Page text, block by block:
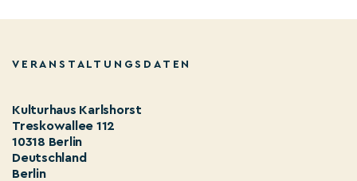
VERANSTALTUNGSDATEN
Kulturhaus Karlshorst
Treskowallee 112
10318 Berlin
Deutschland
Berlin